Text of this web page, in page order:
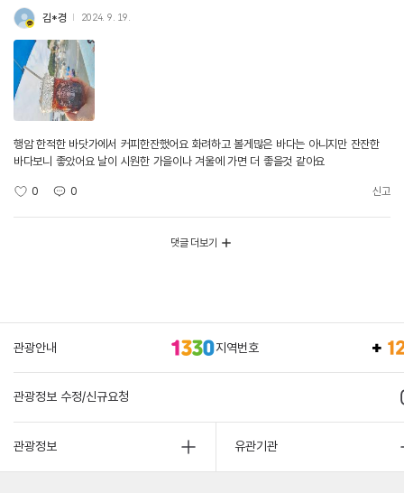
김*경 2024. 9. 19.
행암 한적한 바닷가에서 커피한잔했어요 화려하고 볼게많은 바다는 아니지만 잔잔한
바다보니 좋았어요 날이 시원한 가을이나 겨울에 가면 더 좋을것 같아요
0 0 신고
댓글 더보기
관광안내 지역번호
관광정보 수정/신규요청
관광정보 유관기관